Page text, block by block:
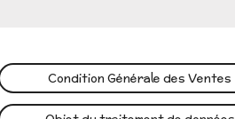
Condition Générale des Ventes